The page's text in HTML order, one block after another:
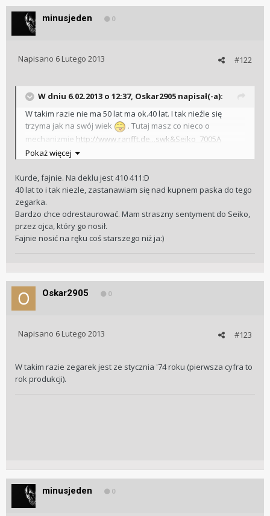
minusjeden 0
#122
Napisano 6 Lutego 2013
W dniu 6.02.2013 o 12:37, Oskar2905 napisał(-a):
W takim razie nie ma 50 lat ma ok.40 lat. I tak nieźle się
trzyma jak na swój wiek
. Tutaj masz co nieco o
mechanizmie http://www.ranfft.de...swk&Seiko_7005A
Poniżej zdjęcia seiko na 6309.
cyfr. Wtedy określimy datę jego produkcji.
Pokaż więcej
Kurde, fajnie. Na deklu jest 410 411:D
40 lat to i tak niezle, zastanawiam się nad kupnem paska do tego
zegarka.
Bardzo chce odrestaurować. Mam straszny sentyment do Seiko,
przez ojca, który go nosił.
Fajnie nosić na ręku coś starszego niż ja:)
Oskar2905 0
#123
Napisano 6 Lutego 2013
W takim razie zegarek jest ze stycznia '74 roku (pierwsza cyfra to
rok produkcji).
minusjeden 0